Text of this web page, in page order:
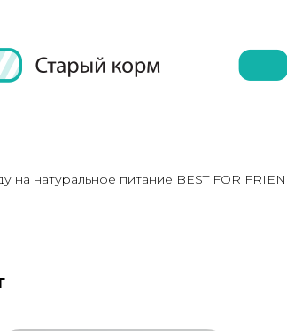
на натуральное питание BEST FOR